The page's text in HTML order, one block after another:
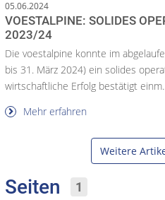
05.06.2024
VOESTALPINE: SOLIDES
2023/24
Die voestalpine konnte im
bis 31. März 2024) ein solides
wirtschaftliche Erfolg bestätigt
Mehr erfahren
Weitere
Seiten 1